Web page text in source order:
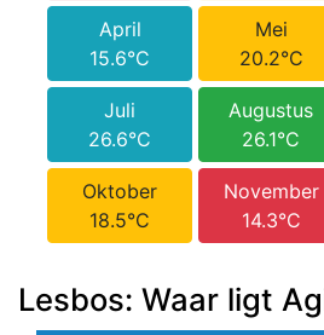
April
15.6°C
Mei
20.2°C
Juli
26.6°C
Augustus
26.1°C
Oktober
18.5°C
November
14.3°C
Lesbos: Waar ligt